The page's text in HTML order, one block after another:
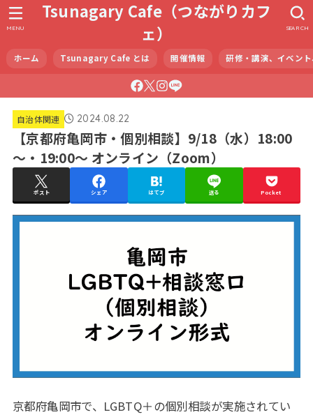
Tsunagary Cafe（つながりカフ
ェ）
ホーム Tsunagary Cafe とは 開催情報 研修・講演、イベン
SEARCH
MENU
自治体関連 2024.08.22
【京都府亀岡市・個別相談】9/18（水）18:00
～・19:00～ オンライン（Zoom）
ポスト シェア はてブ 送る Pocket
京都府亀岡市で、LGBTQ＋の個別相談が実施されてい